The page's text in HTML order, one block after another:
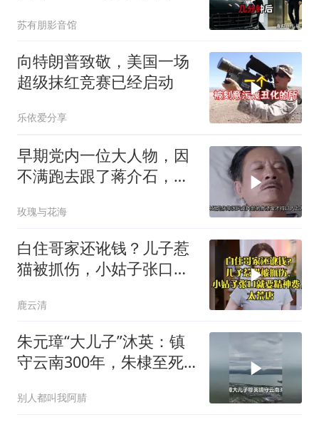
苏有朋影音馆
向特朗普致敬，美国一场
超级抹红竞赛已经启动
乐依爱分享
早期党内一位大人物，因
不满跑去跟了蒋介石，不
玫瑰与花海
白住哥家还讹钱？儿子惹
猫被抓伤，小姑子张口就
鹿云清
朱元璋“大儿子”沐英：镇
守云南300年，朱棣至死
别人都叫我阿腈